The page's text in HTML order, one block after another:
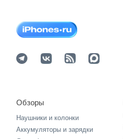
Обзоры
Наушники и колонки
Аккумуляторы и зарядки